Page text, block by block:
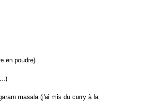
en poudre)
masala (j'ai mis du curry à la